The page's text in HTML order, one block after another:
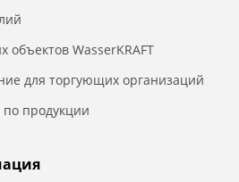
объектов WasserKRAFT
для торгующих организаций
по продукции